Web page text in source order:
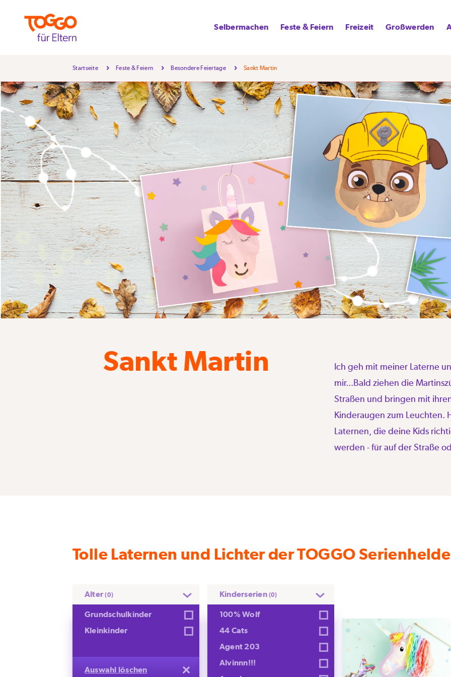
Selbermachen Feste & Feiern Freizeit Großwerden
Startseite Feste & Feiern Besondere Feiertage Sankt Martin
Sankt Martin
Ich geh mit meiner Laterne
mir...Bald ziehen die
Straßen und bringen mit
Kinderaugen zum Leuchten.
Laternen, die deine Kids
werden - für auf der Straße
Tolle Laternen und Lichter der TOGGO
Alter(0)
Grundschulkinder
Kleinkinder
Auswahl löschen
Kinderserien (0)
100% Wolf
44 Cats
Agent 203
Alvinnn!!!